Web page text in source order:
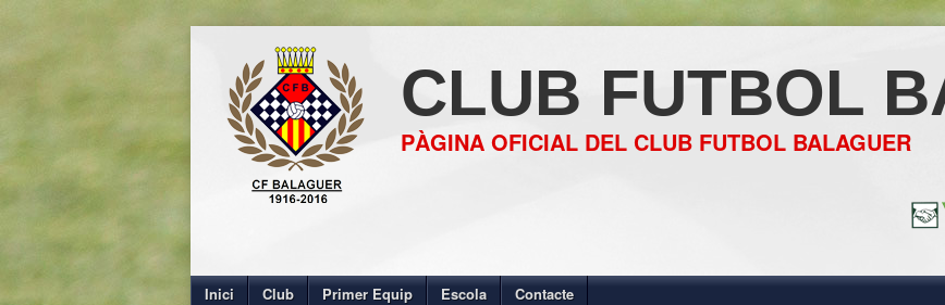
CLUB FUTBOL
PÀGINA OFICIAL DEL CLUB FUTBOL BALAGUER
Inici Club Primer Equip Escola Contacte